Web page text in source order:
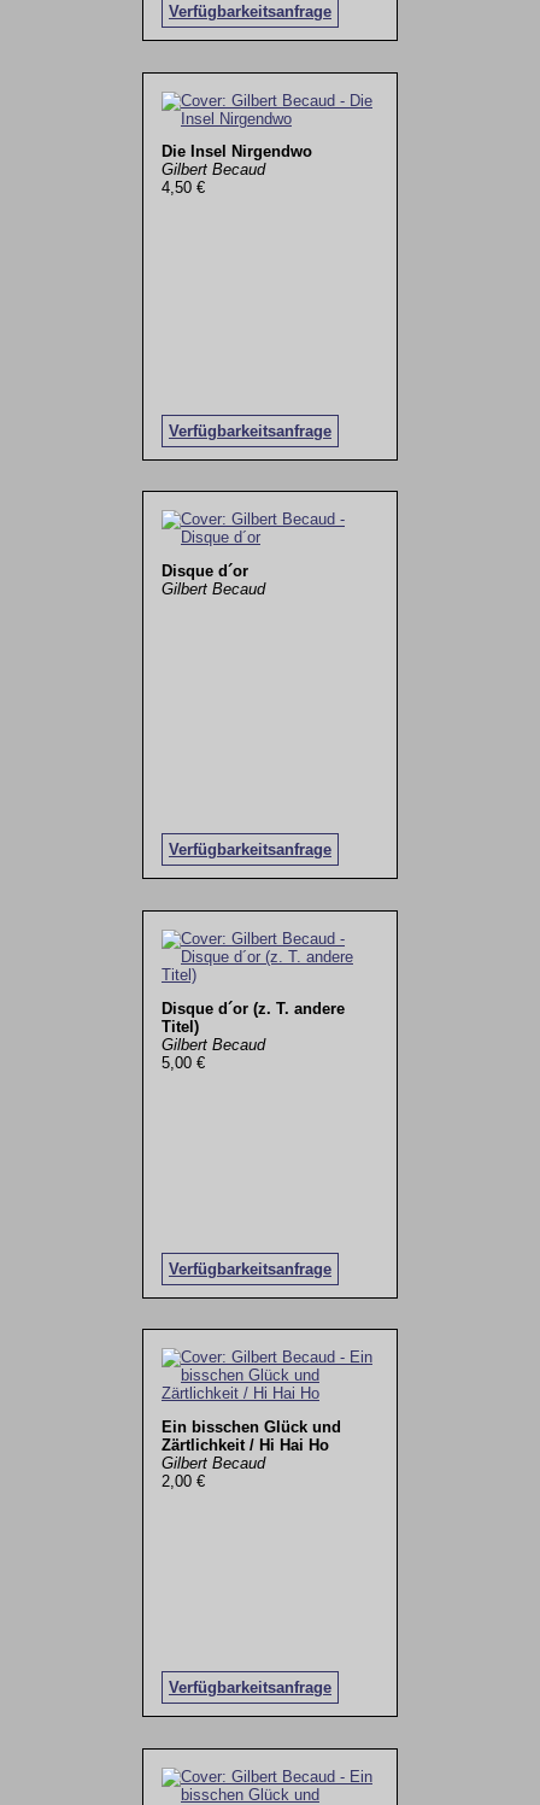
Verfügbarkeitsanfrage
Die Insel Nirgendwo
Gilbert Becaud
4,50 €
Verfügbarkeitsanfrage
Disque d´or
Gilbert Becaud
Verfügbarkeitsanfrage
Disque d´or (z. T. andere
Titel)
Gilbert Becaud
5,00 €
Verfügbarkeitsanfrage
Ein bisschen Glück und
Zärtlichkeit / Hi Hai Ho
Gilbert Becaud
2,00 €
Verfügbarkeitsanfrage